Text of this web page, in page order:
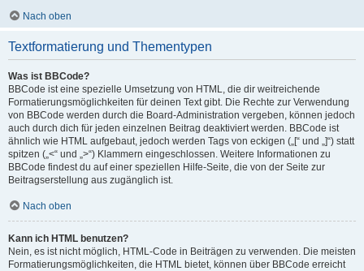
Nach oben
Textformatierung und Thementypen
Was ist BBCode?
BBCode ist eine spezielle Umsetzung von HTML, die dir weitreichende
Formatierungsmöglichkeiten für deinen Text gibt. Die Rechte zur Verwendung
von BBCode werden durch die Board-Administration vergeben, können jedoch
auch durch dich für jeden einzelnen Beitrag deaktiviert werden. BBCode ist
ähnlich wie HTML aufgebaut, jedoch werden Tags von eckigen („[“ und „]“) statt
spitzen („<“ und „>“) Klammern eingeschlossen. Weitere Informationen zu
BBCode findest du auf einer speziellen Hilfe-Seite, die von der Seite zur
Beitragserstellung aus zugänglich ist.
Nach oben
Kann ich HTML benutzen?
Nein, es ist nicht möglich, HTML-Code in Beiträgen zu verwenden. Die meisten
Formatierungsmöglichkeiten, die HTML bietet, können über BBCode erreicht